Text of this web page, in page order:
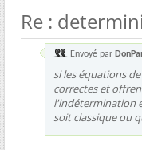
Re :
Envoyé par
si les équations
correctes et
l'indétermination
soit classique ou